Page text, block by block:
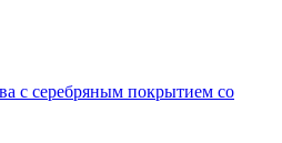
с серебряным покрытием cо